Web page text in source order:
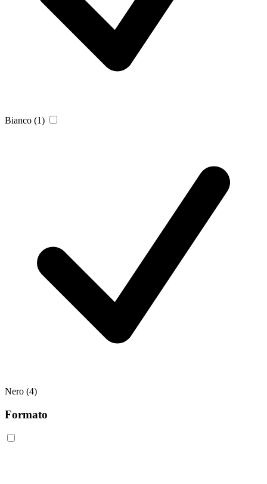
Bianco (1)
Nero (4)
Formato